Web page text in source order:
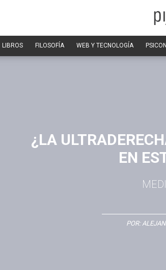
LIBROS FILOSOFÍA WEB Y TECNOLOGÍA
¿LA
EN
POR: